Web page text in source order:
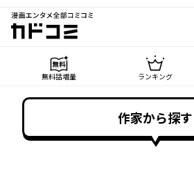
漫画エンタメ全部コミコミ
カドコミ
無料話増量 ランキング
作家から探す